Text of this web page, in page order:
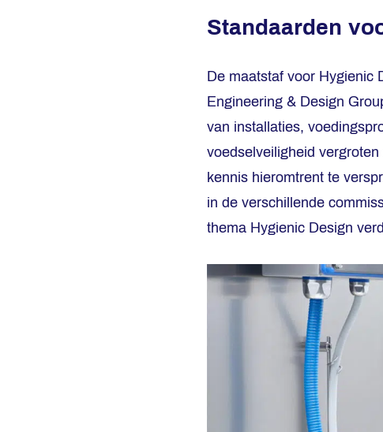
Standaarden
De maatstaf voor Hygienic
Engineering & Design
van installaties,
voedselveiligheid
kennis hieromtrent te
in de verschillende
thema Hygienic Design